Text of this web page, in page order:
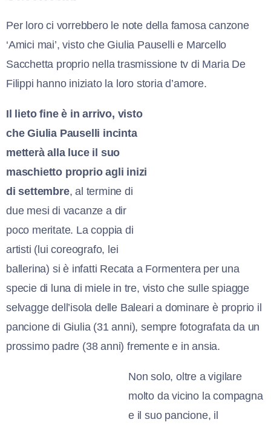
Per loro ci vorrebbero le note della famosa canzone
‘Amici mai’, visto che Giulia Pauselli e Marcello
Sacchetta proprio nella trasmissione tv di Maria De
Filippi hanno iniziato la loro storia d’amore.
Il lieto fine è in arrivo, visto
che Giulia Pauselli incinta
metterà alla luce il suo
maschietto proprio agli inizi
di settembre, al termine di
due mesi di vacanze a dir
poco meritate. La coppia di
artisti (lui coreografo, lei
ballerina) si è infatti Recata a Formentera per una
specie di luna di miele in tre, visto che sulle spiagge
selvagge dell’isola delle Baleari a dominare è proprio il
pancione di Giulia (31 anni), sempre fotografata da un
prossimo padre (38 anni) fremente e in ansia.
Non solo, oltre a vigilare
molto da vicino la compagna
e il suo pancione, il